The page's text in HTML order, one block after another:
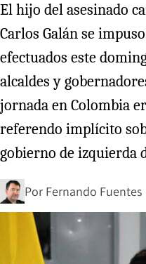
El hijo del asesinado
Carlos Galán se
efectuados este
alcaldes y
jornada en Colombia
referendo implícito
gobierno de izquierda
Por Fernando Fuentes